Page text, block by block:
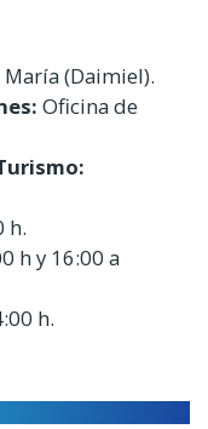
(Daimiel).
Oficina de
h.
h y 16:00 a
h.